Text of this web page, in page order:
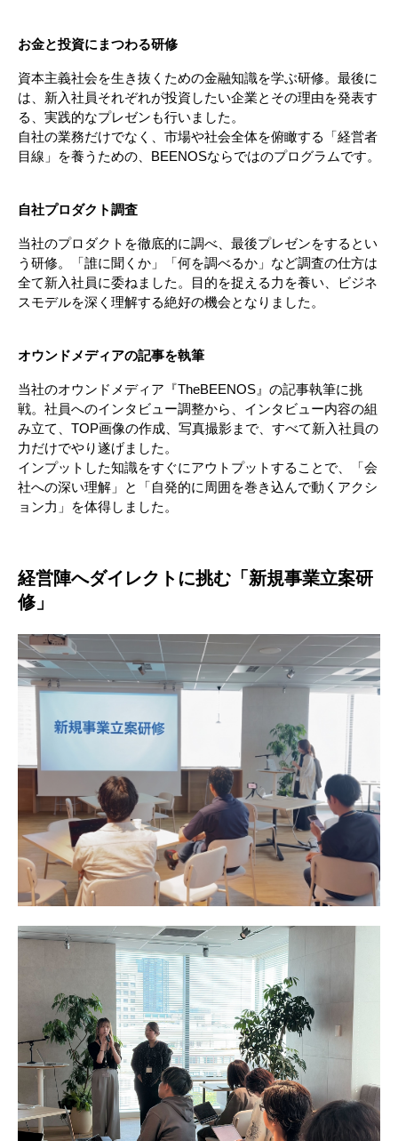
お金と投資にまつわる研修
資本主義社会を生き抜くための金融知識を学ぶ研修。最後に
は、新入社員それぞれが投資したい企業とその理由を発表す
る、実践的なプレゼンも行いました。
自社の業務だけでなく、市場や社会全体を俯瞰する「経営者
目線」を養うための、BEENOSならではのプログラムです。
自社プロダクト調査
当社のプロダクトを徹底的に調べ、最後プレゼンをするとい
う研修。「誰に聞くか」「何を調べるか」など調査の仕方は
全て新入社員に委ねました。目的を捉える力を養い、ビジネ
スモデルを深く理解する絶好の機会となりました。
オウンドメディアの記事を執筆
当社のオウンドメディア『TheBEENOS』の記事執筆に挑
戦。社員へのインタビュー調整から、インタビュー内容の組
み立て、TOP画像の作成、写真撮影まで、すべて新入社員の
力だけでやり遂げました。
インプットした知識をすぐにアウトプットすることで、「会
社への深い理解」と「自発的に周囲を巻き込んで動くアクシ
ョン力」を体得しました。
経営陣へダイレクトに挑む「新規事業立案研
修」